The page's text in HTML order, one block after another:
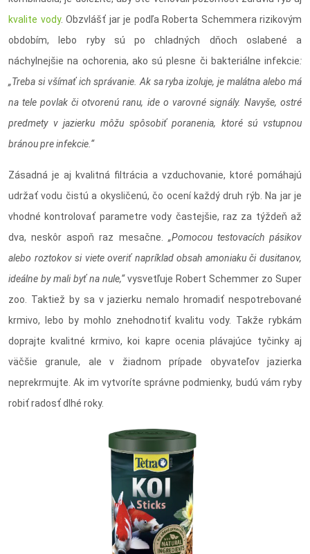
kvalite vody. Obzvlášť jar je podľa Roberta Schemmera rizikovým
obdobím, lebo ryby sú po chladných dňoch oslabené a
náchylnejšie na ochorenia, ako sú plesne či bakteriálne infekcie:
„Treba si všímať ich správanie. Ak sa ryba izoluje, je malátna alebo má
na tele povlak či otvorenú ranu, ide o varovné signály. Navyše, ostré
predmety v jazierku môžu spôsobiť poranenia, ktoré sú vstupnou
bránou pre infekcie.“
Zásadná je aj kvalitná filtrácia a vzduchovanie, ktoré pomáhajú
udržať vodu čistú a okysličenú, čo ocení každý druh rýb. Na jar je
vhodné kontrolovať parametre vody častejšie, raz za týždeň až
dva, neskôr aspoň raz mesačne. „Pomocou testovacích pásikov
alebo roztokov si viete overiť napríklad obsah amoniaku či dusitanov,
ideálne by mali byť na nule,“vysvetľuje Robert Schemmer zo Super
zoo. Taktiež by sa v jazierku nemalo hromadiť nespotrebované
krmivo, lebo by mohlo znehodnotiť kvalitu vody. Takže rybkám
doprajte kvalitné krmivo, koi kapre ocenia plávajúce tyčinky aj
väčšie granule, ale v žiadnom prípade obyvateľov jazierka
neprekrmujte. Ak im vytvoríte správne podmienky, budú vám ryby
robiť radosť dlhé roky.